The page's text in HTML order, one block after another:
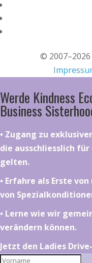
© 2007–2026
Werde Kindness
Business
•⁠ ⁠⁠Zugang zu
die ausschliesslich
gelten.
•⁠ ⁠⁠Erfahre als Erste
von
•⁠ ⁠⁠Lerne wie wir
verändern können.
Jetzt den Ladies